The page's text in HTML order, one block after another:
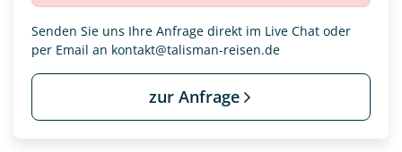
Senden Sie uns Ihre Anfrage direkt im Live Chat oder
per Email an kontakt@talisman-reisen.de
zur Anfrage